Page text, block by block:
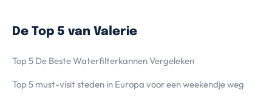
De Top 5 van Valerie
Top 5 De Beste Waterfilterkannen Vergeleken
Top 5 must-visit steden in Europa voor een weekendje weg